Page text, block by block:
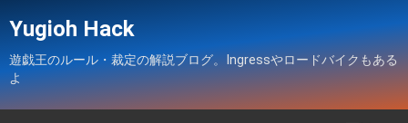
Yugioh Hack
遊戯王のルール・裁定の解説ブログ。Ingressやロードバイクもある
よ